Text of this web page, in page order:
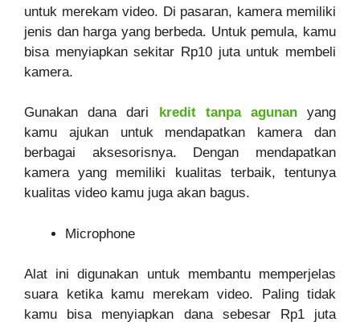
untuk merekam video. Di pasaran, kamera memiliki
jenis dan harga yang berbeda. Untuk pemula, kamu
bisa menyiapkan sekitar Rp10 juta untuk membeli
kamera.
Gunakan dana dari kredit tanpa agunanyang
kamu ajukan untuk mendapatkan kamera dan
berbagai aksesorisnya. Dengan mendapatkan
kamera yang memiliki kualitas terbaik, tentunya
kualitas video kamu juga akan bagus.
Microphone
Alat ini digunakan untuk membantu memperjelas
suara ketika kamu merekam video. Paling tidak
kamu bisa menyiapkan dana sebesar Rp1 juta